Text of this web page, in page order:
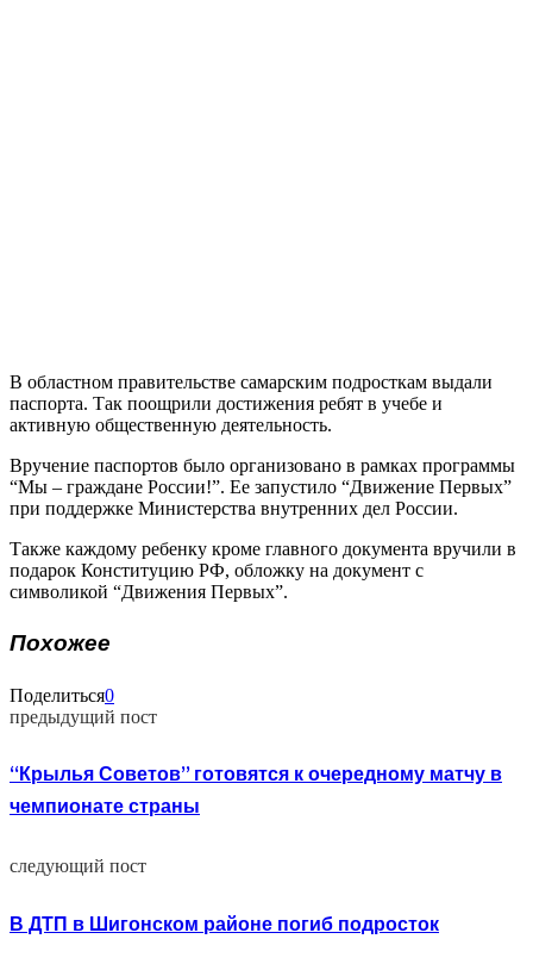
В областном правительстве самарским подросткам выдали
паспорта. Так поощрили достижения ребят в учебе и
активную общественную деятельность.
Вручение паспортов было организовано в рамках программы
“Мы – граждане России!”. Ее запустило “Движение Первых”
при поддержке Министерства внутренних дел России.
Также каждому ребенку кроме главного документа вручили в
подарок Конституцию РФ, обложку на документ с
символикой “Движения Первых”.
Похожее
Поделиться0
предыдущий пост
“Крылья Советов” готовятся к очередному матчу в
чемпионате страны
следующий пост
В ДТП в Шигонском районе погиб подросток